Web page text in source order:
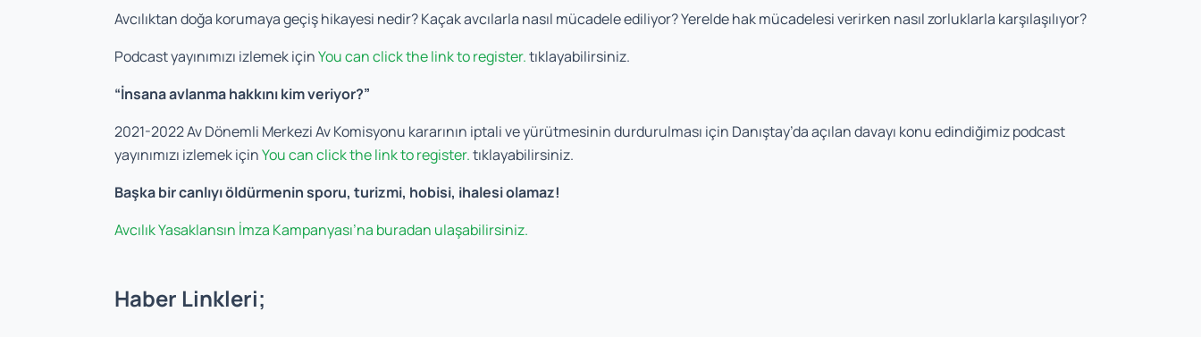
Avcılıktan doğa korumaya geçiş hikayesi nedir? Kaçak avcılarla nasıl mücadele ediliyor? Yerelde hak mücadelesi verirken nasıl zorluklarla karşılaşılıyor?
Podcast yayınımızı izlemek içinYou can click the link to register.tıklayabilirsiniz.
“İnsana avlanma hakkını kim veriyor?”
2021-2022 Av Dönemli Merkezi Av Komisyonu kararının iptali ve yürütmesinin durdurulması için Danıştay’da açılan davayı konu edindiğimiz podcast
yayınımızı izlemek içinYou can click the link to register.tıklayabilirsiniz.
Başka bir canlıyı öldürmenin sporu, turizmi, hobisi, ihalesi olamaz!
Avcılık Yasaklansın İmza Kampanyası’na buradan ulaşabilirsiniz.
Haber Linkleri;